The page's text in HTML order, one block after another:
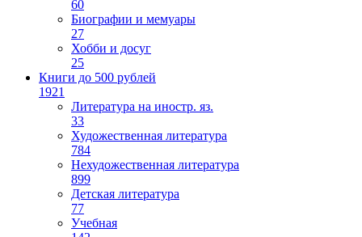
60
Биографии и мемуары
27
Хобби и досуг
25
Книги до 500 рублей
1921
Литература на иностр. яз.
33
Художественная литература
784
Нехудожественная литература
899
Детская литература
77
Учебная